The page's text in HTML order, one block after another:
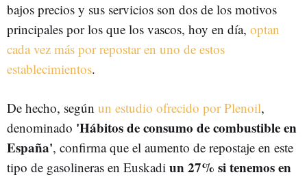
bajos precios y sus servicios son dos de los motivos
principales por los que los vascos, hoy en día, optan
cada vez más por repostar en uno de estos
establecimientos.
De hecho, según un estudio ofrecido por Plenoil,
denominado 'Hábitos de consumo de combustible en
España', confirma que el aumento de repostaje en este
tipo de gasolineras en Euskadi un 27% si tenemos en